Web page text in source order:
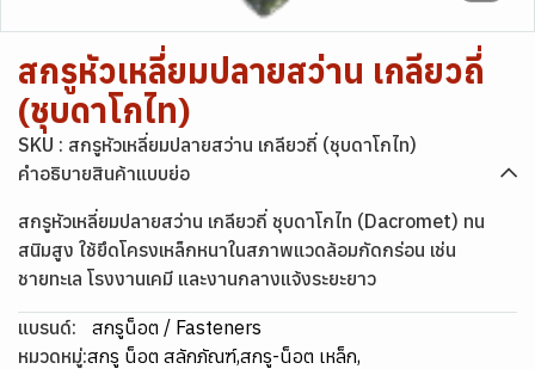
สกรูหัวเหลี่ยมปลายสว่าน เกลียวถี่
(ชุบดาโกไท)
SKU : สกรูหัวเหลี่ยมปลายสว่าน เกลียวถี่ (ชุบดาโกไท)
คำอธิบายสินค้าแบบย่อ
สกรูหัวเหลี่ยมปลายสว่าน เกลียวถี่ ชุบดาโกไท (Dacromet) ทน
สนิมสูง ใช้ยึดโครงเหล็กหนาในสภาพแวดล้อมกัดกร่อน เช่น
ชายทะเล โรงงานเคมี และงานกลางแจ้งระยะยาว
แบรนด์:
สกรูน็อต / Fasteners
หมวดหมู่:สกรู น็อต สลักภัณฑ์,สกรู-น็อต เหล็ก,